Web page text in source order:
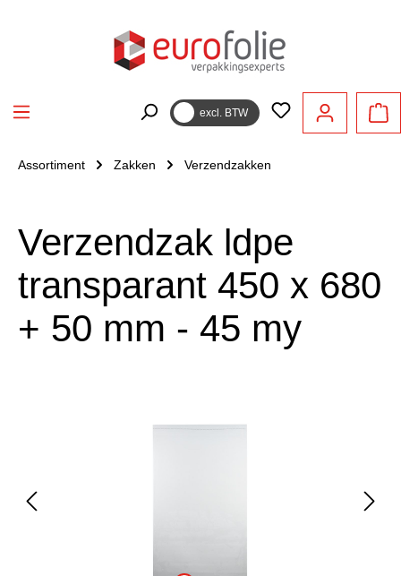
excl. BTW
Assortiment Zakken Verzendzakken
Verzendzak ldpe
transparant 450 x 680
+ 50 mm - 45 my